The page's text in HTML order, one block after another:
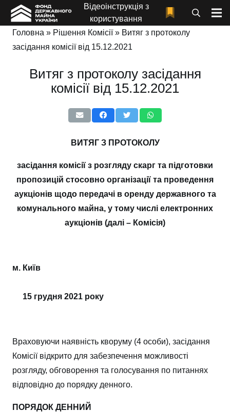
Відеоінструкція з
користування
Головна » Рішення Комісії» Витяг з протоколу
засідання комісії від 15.12.2021
Витяг з протоколу засідання
комісії від 15.12.2021
ВИТЯГ З ПРОТОКОЛУ
засідання комісії з розгляду скарг та підготовки
пропозицій стосовно організації та проведення
аукціонів щодо передачі в оренду державного та
комунального майна, у тому числі електронних
аукціонів (далі – Комісія)
м. Київ
15 грудня 2021 року
Враховуючи наявність кворуму (4 особи), засідання
Комісії відкрито для забезпечення можливості
розгляду, обговорення та голосування по питаннях
відповідно до порядку денного.
ПОРЯДОК ДЕННИЙ